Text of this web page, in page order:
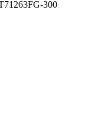
300